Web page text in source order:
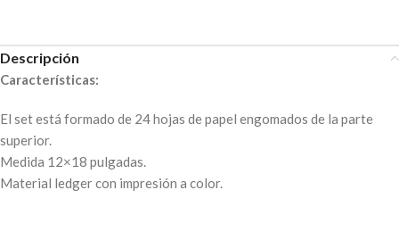
Descripción
Características:
El set está formado de 24 hojas de papel engomados de la parte
superior.
Medida 12×18 pulgadas.
Material ledger con impresión a color.